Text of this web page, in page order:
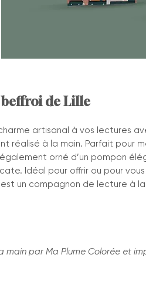
de Lille
artisanal à vos lectures
réalisé à la main. Parfait pour
orné d’un pompon
Idéal pour offrir ou pour
un compagnon de lecture à
par Ma Plume Colorée et